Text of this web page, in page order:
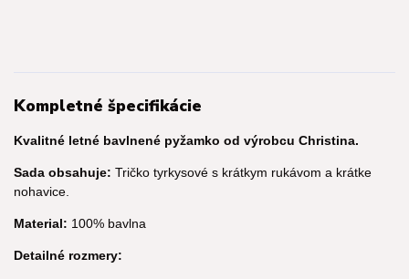
Kompletné špecifikácie
Kvalitné letné bavlnené pyžamko od výrobcu Christina.
Sada obsahuje: Tričko tyrkysové s krátkym rukávom a krátke
nohavice.
Material: 100% bavlna
Detailné rozmery: